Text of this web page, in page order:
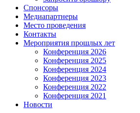
Спонсоры
Медиапартнеры
Место проведения
Контакты
Мероприятия прошлых лет
Конференция 2026
Конференция 2025
Конференция 2024
Конференция 2023
Конференция 2022
Конференция 2021
Новости